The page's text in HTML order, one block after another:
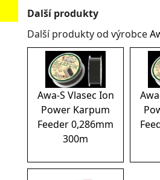
Další produkty
Další produkty od výrobce
Awa-S Vlasec Ion
Power Karpum
Feeder 0,286mm
300m